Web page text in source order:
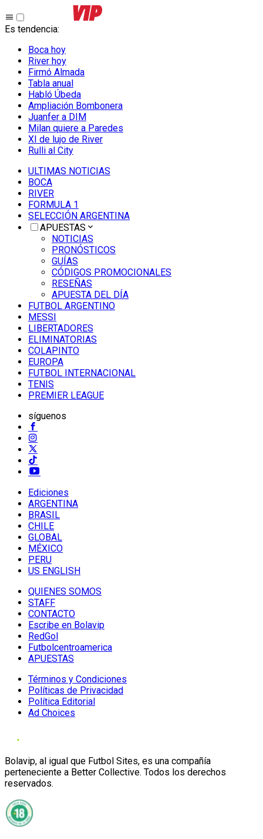
Es tendencia:
Boca hoy
River hoy
Firmó Almada
Tabla anual
Habló Úbeda
Ampliación Bombonera
Juanfer a DIM
Milan quiere a Paredes
XI de lujo de River
Rulli al City
ULTIMAS NOTICIAS
BOCA
RIVER
FORMULA 1
SELECCIÓN ARGENTINA
APUESTAS
NOTICIAS
PRONÓSTICOS
GUÍAS
CÓDIGOS PROMOCIONALES
RESEÑAS
APUESTA DEL DÍA
FUTBOL ARGENTINO
MESSI
LIBERTADORES
ELIMINATORIAS
COLAPINTO
EUROPA
FUTBOL INTERNACIONAL
TENIS
PREMIER LEAGUE
síguenos
Ediciones
ARGENTINA
BRASIL
CHILE
GLOBAL
MÉXICO
PERU
US ENGLISH
QUIENES SOMOS
STAFF
CONTACTO
Escribe en Bolavip
RedGol
Futbolcentroamerica
APUESTAS
Términos y Condiciones
Políticas de Privacidad
Política Editorial
Ad Choices
Bolavip, al igual que Futbol Sites, es una compañía
perteneciente a Better Collective. Todos los derechos
reservados.